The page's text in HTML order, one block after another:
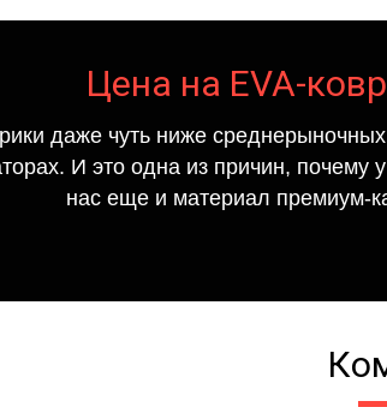
Цена на EVA-
даже чуть ниже
И это одна из причин,
нас еще и материал премиум-